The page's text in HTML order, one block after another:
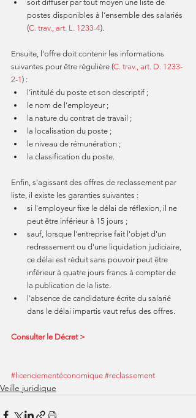
soit diffuser par tout moyen une liste de
postes disponibles à l’ensemble des salariés
(C. trav., art. L. 1233-4).
Ensuite, l'offre doit contenir les informations
suivantes pour être régulière (C. trav., art. D. 1233-
2-1) :
l’intitulé du poste et son descriptif ;
le nom de l’employeur ;
la nature du contrat de travail ;
la localisation du poste ;
le niveau de rémunération ;
la classification du poste.
Enfin, s'agissant des offres de reclassement par
liste, il existe les garanties suivantes :
si l'employeur fixe le délai de réflexion, il ne
peut être inférieur à 15 jours ;
sauf, lorsque l'entreprise fait l'objet d'un
redressement ou d'une liquidation judiciaire,
ce délai est réduit sans pouvoir peut être
inférieur à quatre jours francs à compter de
la publication de la liste.
l'absence de candidature écrite du salarié
dans le délai impartis vaut refus des offres.
Consulter le Décret >
#licenciementéconomique #reclassement
Veille juridique